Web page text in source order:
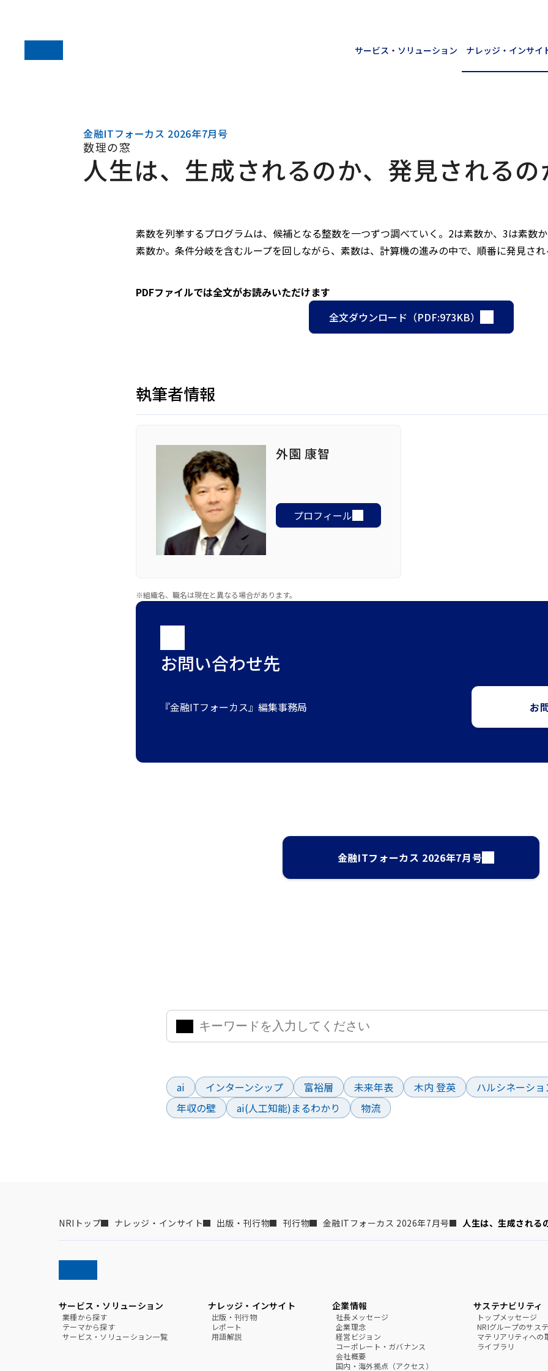
サービス・ソリューション ナレッジ・インサイ
金融ITフォーカス 2026年7月号
数理の窓
人生は、生成されるのか、発見されるの
素数を列挙するプログラムは、候補となる整数を一つずつ調べていく。2は素数か、3は素数
素数か。条件分岐を含むループを回しながら、素数は、計算機の進みの中で、順番に発見され
PDFファイルでは全文がお読みいただけます
全文ダウンロード（PDF:973KB）
執筆者情報
外園 康智
プロフィール
※組織名、職名は現在と異なる場合があります。
お問い合わせ先
『金融ITフォーカス』編集事務局 お
金融ITフォーカス 2026年7月号
ai
インターンシップ 富裕層 未来年表 木内 登英 ハルシネーショ
年収の壁
ai(人工知能)まるわかり 物流
NRIトップ ナレッジ・インサイト 出版・刊行物 刊行物 金融ITフォーカス 2026年7月号 人生は、生成される
サービス・ソリューション
業種から探す
テーマから探す
サービス・ソリューション一覧
ナレッジ・インサイト
出版・刊行物
レポート
用語解説
企業情報
社長メッセージ
企業理念
経営ビジョン
コーポレート・ガバナンス
会社概要
国内・海外拠点（アクセス）
サステナビリティ
トップメッセージ
NRIグループのサス
マテリアリティへの
ライブラリ